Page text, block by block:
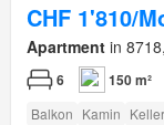
CHF 1'810/
Apartment in
6 150 m²
Balkon Kamin Keller